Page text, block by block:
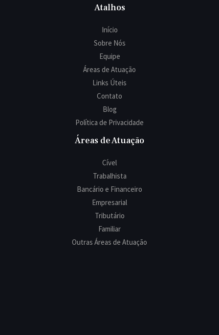
Atalhos
Início
Sobre Nós
Equipe
Áreas de Atuação
Links Úteis
Contato
Blog
Política de Privacidade
Áreas de Atuação
Cível
Trabalhista
Bancário e Financeiro
Empresarial
Tributário
Familiar
Outras Áreas de Atuação